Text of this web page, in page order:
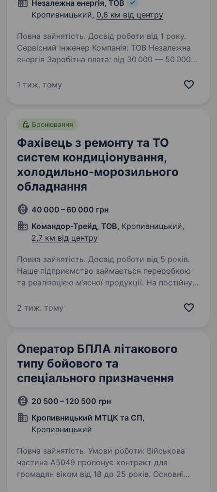
Незалежна енергія, ТОВ
Кропивницький, 0,6 км від центру
Повна зайнятість. Досвід роботи від 1 року.
Сервісний інженер Компанія: ТОВ Незалежна
енергія Заробітна плата: від 30 000 — 50 000
Про компанію ТОВ Незалежна енергія —
1 тиж. тому
Бронювання
Фахівець з ремонту та ТО
систем кондиціонування,
холодильно-морозильного
обладнання
40 000 – 60 000 грн
Командор-Трейд, ТОВ, Кропивницький,
2,7 км від центру
Повна зайнятість. Досвід роботи від 5 років.
Наше підприємство займається переробкою
та реалізацією м’ясної продукції. На постійну
енергійного, без шкідливих звичок,
2 тиж. тому
Оператор БПЛА літакового
типу бойового та
спеціального призначення
20 500 – 120 500 грн
Кропивницький МТЦК та СП,
Кропивницький
Повна зайнятість. Умови роботи: Військова
частина А5049 пропонує контракт для
громадян віком від 18 до 25 років. Основні